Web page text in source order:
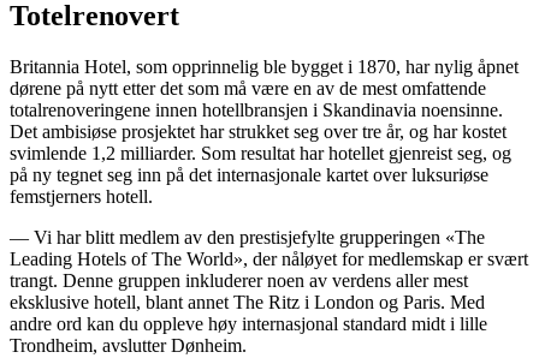
Totelrenovert
Britannia Hotel, som opprinnelig ble bygget i 1870, har nylig åpnet
dørene på nytt etter det som må være en av de mest omfattende
totalrenoveringene innen hotellbransjen i Skandinavia noensinne.
Det ambisiøse prosjektet har strukket seg over tre år, og har kostet
svimlende 1,2 milliarder. Som resultat har hotellet gjenreist seg, og
på ny tegnet seg inn på det internasjonale kartet over luksuriøse
femstjerners hotell.
— Vi har blitt medlem av den prestisjefylte grupperingen «The
Leading Hotels of The World», der nåløyet for medlemskap er svært
trangt. Denne gruppen inkluderer noen av verdens aller mest
eksklusive hotell, blant annet The Ritz i London og Paris. Med
andre ord kan du oppleve høy internasjonal standard midt i lille
Trondheim, avslutter Dønheim.